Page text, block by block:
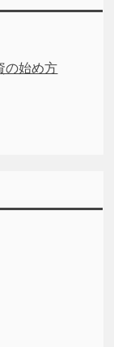
の始め方